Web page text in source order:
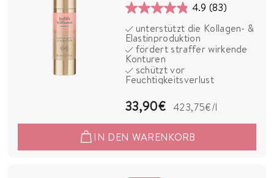
4.9 (83)
4.9
von
5
Sternen.
83
unterstützt die Kollagen- &
Elastinproduktion
fördert straffer wirkende
Konturen
schützt vor
Feuchtigkeitsverlust
33,90€3
3
,
423,75€/l
IN DEN WARENKORB